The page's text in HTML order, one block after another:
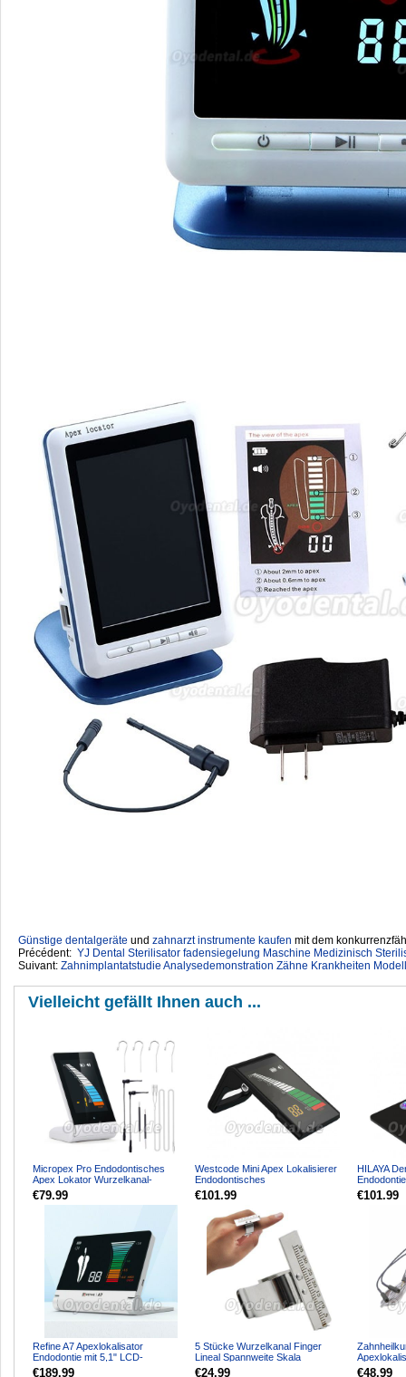
Günstige dentalgeräte ‎ und zahnarzt instrumente kaufen mit dem
Précédent: YJ Dental Sterilisator fadensiegelung Maschine Medizinisch
Suivant: Zahnimplantatstudie Analysedemonstration Zähne Krankheiten
Vielleicht gefällt Ihnen auch ...
Micropex Pro Endodontisches
Apex Lokator Wurzelkanal-
Messgerät zur Längenbestimm...
€79.99
Westcode Mini Apex Lokalisierer
Endodontisches
Wurzelkanalsuchgerät
€101.99
HILAYA
€101.99
Refine A7 Apexlokalisator
Endodontie mit 5,1" LCD-
Bildschirm
€189.99
5 Stücke Wurzelkanal Finger
Lineal Spannweite Skala
Endodontie Instrument Zahnar...
€24.99
Denjoy
€48.99